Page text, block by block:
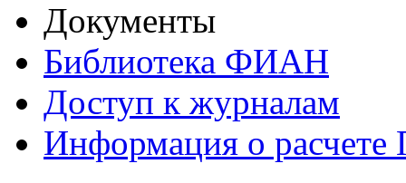
Документы
Библиотека ФИАН
Доступ к журналам
Информация о